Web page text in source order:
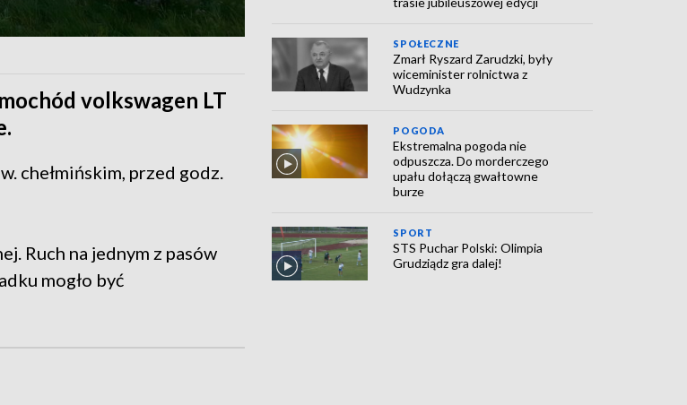
volkswagen LT
chełmińskim, przed godz.
Ruch na jednym z pasów
mogło być
SPOŁECZNE
Zmarł Ryszard Zarudzki, były
wiceminister rolnictwa z
Wudzynka
POGODA
Ekstremalna pogoda nie
odpuszcza. Do morderczego
upału dołączą gwałtowne
burze
SPORT
STS Puchar Polski: Olimpia
Grudziądz gra dalej!